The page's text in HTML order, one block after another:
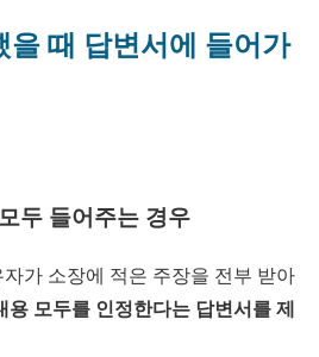
을 때 답변서에 들어가
두 들어주는 경우
가 소장에 적은 주장을 전부 받아
용 모두를 인정한다는 답변서를 제